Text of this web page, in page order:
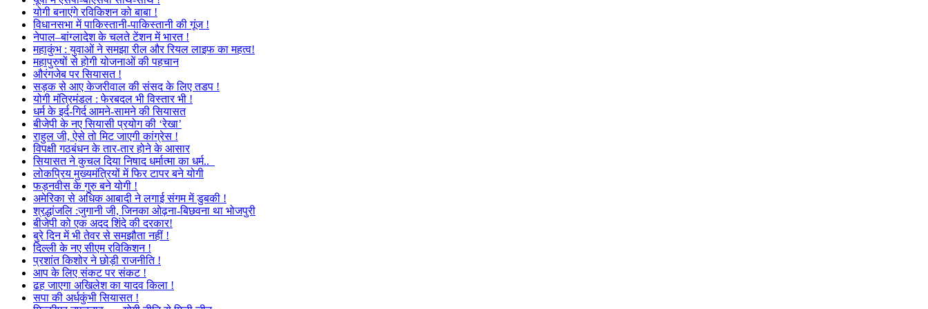
योगी बनाएंगे रविकिशन को बाबा !
विधानसभा में पाकिस्तानी-पाकिस्तानी की गूंज !
नेपाल–बांग्लादेश के चलते टेंशन में भारत !
महाकुंभ : युवाओं ने समझा रील और रियल लाइफ का महत्व!
महापुरुषों से होगी योजनाओं की पहचान
औरंगजेब पर सियासत !
सड़क से आए केजरीवाल की संसद के लिए तडप !
योगी मंत्रिमंडल : फेरबदल भी विस्तार भी !
धर्म के इर्द-गिर्द आमने-सामने की सियासत
बीजेपी के नए सियासी प्रयोग की ‘रेखा’
राहुल जी, ऐसे तो मिट जाएगी कांग्रेस !
विपक्षी गठबंधन के तार-तार होने के आसार
सियासत ने कुचल दिया निषाद धर्मात्मा का धर्म..
लोकप्रिय मुख्यमंत्रियों में फिर टापर बने योगी
फड़नवीस के गुरु बने योगी !
अमेरिका से अधिक आबादी ने लगाई संगम में डुबकी !
श्रद्धांजलि :जुगानी जी, जिनका ओढ़ना-बिछवना था भोजपुरी
बीजेपी को एक अदद शिंदे की दरकार!
बुरे दिन में भी तेवर से समझौता नहीं !
दिल्ली के नए सीएम रविकिशन !
प्रशांत किशोर ने छोड़ी राजनीति !
आप के लिए संकट पर संकट !
ढह जाएगा अखिलेश का यादव किला !
सपा की अर्धकुंभी सियासत !